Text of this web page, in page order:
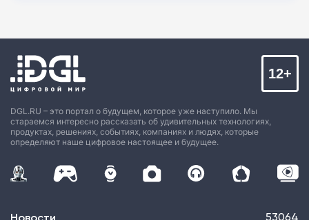
DGL.RU – это портал о будущем, которое уже наступило. Мы
стараемся интересно рассказать об удивительных технологиях,
продуктах, решениях, событиях, компаниях и людях, которые
определяют наше цифровое настоящее и будущее.
12+
Новости 53064